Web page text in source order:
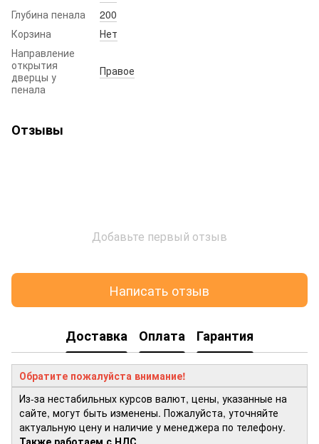
Глубина пенала
200
Корзина
Нет
Направление
открытия
дверцы у
пенала
Правое
Отзывы
Добавьте первый отзыв
Написать отзыв
Доставка Оплата Гарантия
Обратите пожалуйста внимание!
Из-за нестабильных курсов валют, цены, указанные на
сайте, могут быть изменены. Пожалуйста, уточняйте
актуальную цену и наличие у менеджера по телефону.